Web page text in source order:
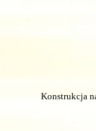
Konstrukcja